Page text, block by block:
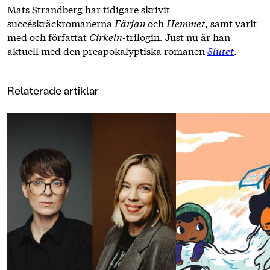
Mats Strandberg har tidigare skrivit
succéskräckromanerna Färjanoch Hemmet, samt varit
med och författat Cirkeln-trilogin. Just nu är han
aktuell med den preapokalyptiska romanen Slutet.
Relaterade artiklar